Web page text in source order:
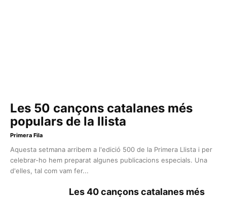
Les 50 cançons catalanes més
populars de la llista
Primera Fila
Aquesta setmana arribem a l'edició 500 de la Primera Llista i per
celebrar-ho hem preparat algunes publicacions especials. Una
d'elles, tal com vam fer...
Les 40 cançons catalanes més